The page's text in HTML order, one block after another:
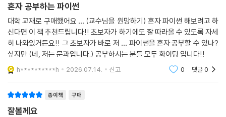
혼자 공부하는 파이썬
대학 교재로 구매했어요 … (교수님을 원망하기) 혼자 파이썬 해보려고 하
신다면 이 책 추천드립니다!! 초보자가 하기에도 잘 따라올 수 있도록 자세
히 나와있거든요!! 그 초보자가 바로 저 … 파이썬을 혼자 공부할 수 있나?
싶지만 (네, 저는 문과입니다.) 공부하시는 분들 모두 화이팅 입니다!!
h**********h 2026.07.14. 신고 0 댓글0
종이책 구매
잘볼께요